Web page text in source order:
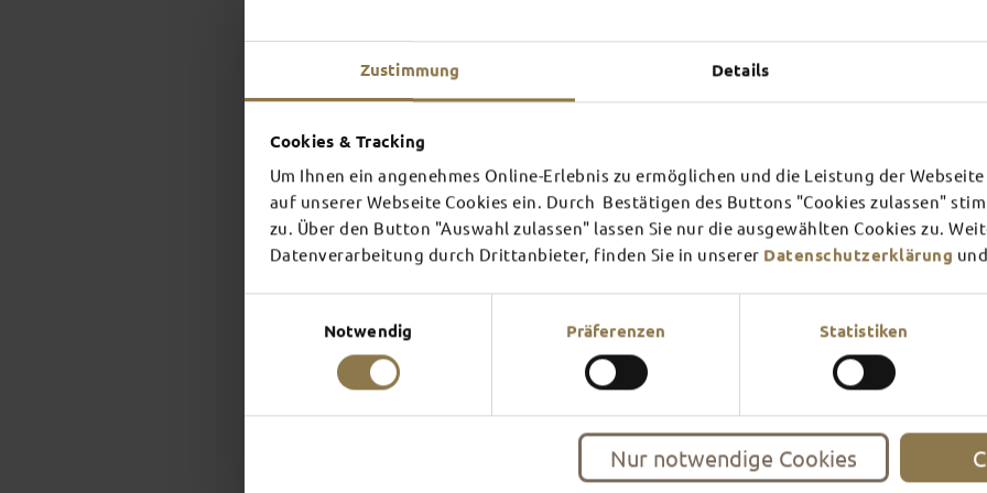
Zustimmung Details
Cookies & Tracking
Um Ihnen ein angenehmes Online-Erlebnis zu ermöglichen und die Leistung der
auf unserer Webseite Cookies ein. Durch Bestätigen des Buttons "Cookies zulassen"
zu. Über den Button "Auswahl zulassen" lassen Sie nur die ausgewählten Cookies zu.
Datenverarbeitung durch Drittanbieter, finden Sie in unserer Datenschutzerklärung
Notwendig Präferenzen Statistiken
Nur notwendige Cookies
SCHLOSS­
THEATER
Find out more Find
TOP
filled guided tour or a
events and highlights in and